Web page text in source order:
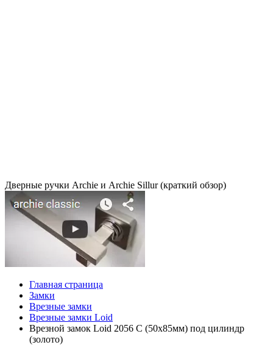
Дверные ручки Archie и Archie Sillur (краткий обзор)
Главная страница
Замки
Врезные замки
Врезные замки Loid
Врезной замок Loid 2056 С (50х85мм) под цилиндр
(золото)